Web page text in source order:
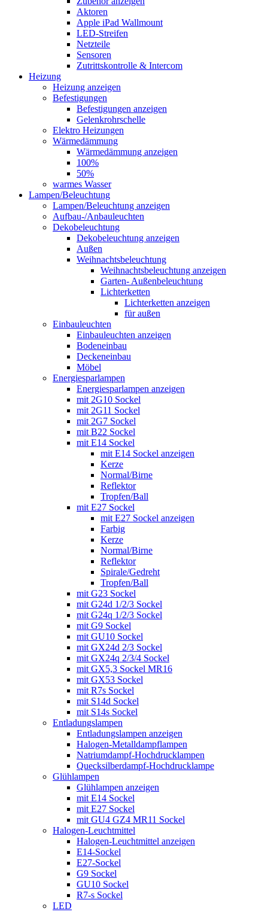
Aktoren
Apple iPad Wallmount
LED-Streifen
Netzteile
Sensoren
Zutrittskontrolle & Intercom
Heizung
Heizung anzeigen
Befestigungen
Befestigungen anzeigen
Gelenkrohrschelle
Elektro Heizungen
Wärmedämmung
Wärmedämmung anzeigen
100%
50%
warmes Wasser
Lampen/Beleuchtung
Lampen/Beleuchtung anzeigen
Aufbau-/Anbauleuchten
Dekobeleuchtung
Dekobeleuchtung anzeigen
Außen
Weihnachtsbeleuchtung
Weihnachtsbeleuchtung anzeigen
Garten- Außenbeleuchtung
Lichterketten
Lichterketten anzeigen
für außen
Einbauleuchten
Einbauleuchten anzeigen
Bodeneinbau
Deckeneinbau
Möbel
Energiesparlampen
Energiesparlampen anzeigen
mit 2G10 Sockel
mit 2G11 Sockel
mit 2G7 Sockel
mit B22 Sockel
mit E14 Sockel
mit E14 Sockel anzeigen
Kerze
Normal/Birne
Reflektor
Tropfen/Ball
mit E27 Sockel
mit E27 Sockel anzeigen
Farbig
Kerze
Normal/Birne
Reflektor
Spirale/Gedreht
Tropfen/Ball
mit G23 Sockel
mit G24d 1/2/3 Sockel
mit G24q 1/2/3 Sockel
mit G9 Sockel
mit GU10 Sockel
mit GX24d 2/3 Sockel
mit GX24q 2/3/4 Sockel
mit GX5,3 Sockel MR16
mit GX53 Sockel
mit R7s Sockel
mit S14d Sockel
mit S14s Sockel
Entladungslampen
Entladungslampen anzeigen
Halogen-Metalldampflampen
Natriumdampf-Hochdrucklampen
Quecksilberdampf-Hochdrucklampe
Glühlampen
Glühlampen anzeigen
mit E14 Sockel
mit E27 Sockel
mit GU4 GZ4 MR11 Sockel
Halogen-Leuchtmittel
Halogen-Leuchtmittel anzeigen
E14-Sockel
E27-Sockel
G9 Sockel
GU10 Sockel
R7-s Sockel
LED